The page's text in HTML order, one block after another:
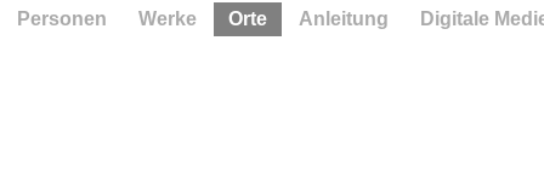
Personen Werke Orte Anleitung Digitale